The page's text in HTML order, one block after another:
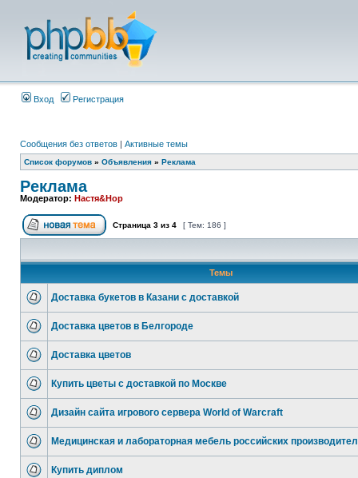
Вход Регистрация
Сообщения без ответов | Активные темы
Список форумов » Объявления » Реклама
Реклама
Модератор: Настя&Нор
Страница 3 из 4 [ Тем: 186 ]
Темы
Доставка букетов в Казани с доставкой
Доставка цветов в Белгороде
Доставка цветов
Купить цветы с доставкой по Москве
Дизайн сайта игрового сервера World of Warcraft
Медицинская и лабораторная мебель российских
Купить диплом